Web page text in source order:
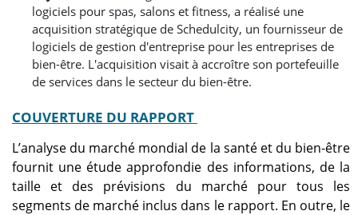
logiciels pour spas, salons et fitness, a réalisé une
acquisition stratégique de Schedulcity, un fournisseur de
logiciels de gestion d'entreprise pour les entreprises de
bien-être. L'acquisition visait à accroître son portefeuille
de services dans le secteur du bien-être.
COUVERTURE DU RAPPORT
L’analyse du marché mondial de la santé et du bien-être
fournit une étude approfondie des informations, de la
taille et des prévisions du marché pour tous les
segments de marché inclus dans le rapport. En outre, le